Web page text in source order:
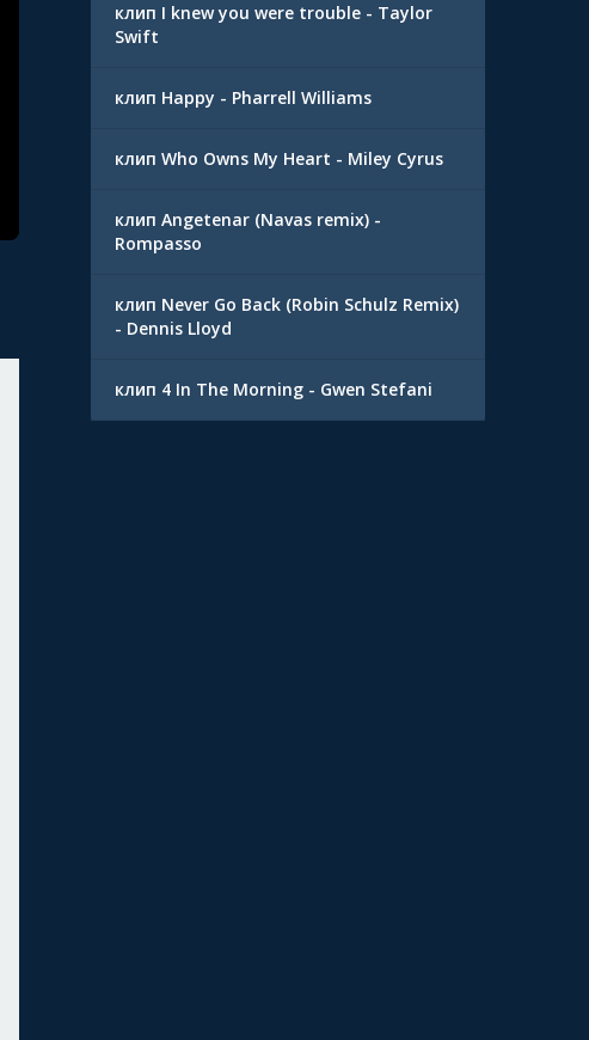
клип I knew you were trouble - Taylor
Swift
клип Happy - Pharrell Williams
клип Who Owns My Heart - Miley Cyrus
клип Angetenar (Navas remix) -
Rompasso
клип Never Go Back (Robin Schulz Remix)
- Dennis Lloyd
клип 4 In The Morning - Gwen Stefani